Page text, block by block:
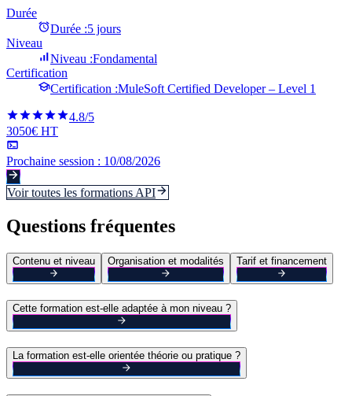
Durée
Durée :5 jours
Niveau
Niveau :Fondamental
Certification
Certification :MuleSoft Certified Developer – Level 1
4.8/5
3050€ HT
Prochaine session : 10/08/2026
Voir toutes les formations API
Questions fréquentes
Contenu et niveau Organisation et modalités Tarif et financement
Cette formation est-elle adaptée à mon niveau ?
La formation est-elle orientée théorie ou pratique ?